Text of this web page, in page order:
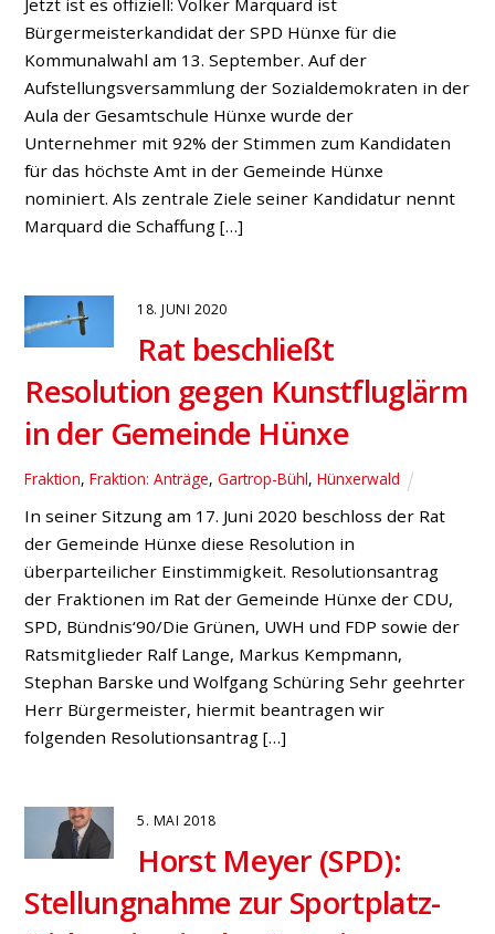
23. APRIL 2018
Änderungsantrag von
SPD, Bündnis ’90/Die Grünen
und FDP: Keine Wohnbebauung
auf dem Sportplatz
Bruckhausen, Fraktion, Fraktion: Anträge
Umwelt steht das Thema Wohnbebauung auf dem
Sportplatz Bruckhausen ganz oben auf der
Tagesordnung. Vorschlag der Verwaltung –
Wohnbebauung durch die Hintertür In der für die
beiden Ausschüsse verfassten Vorlage der
Rathausverwaltung schreibt Michael Häsel, der
stellvertretende Kämmerer der […]
Wohnbebauung auf
dem Sportplatz? Bürgermeister
beantwortet Anfrage von SPD
und Bündnis ’90/Die Grünen
„Das ist ein deutliches Statement des Bürgermeisters
zur weiteren Entwicklung in Bruckhausen“, erklären
die beiden Hünxer Fraktionsvorsitzenden Horst Meyer
(SPD) und Heike Kohlhase (Bündnis ‘90/Die Grünen).
Nachdem sie im November 2017 eine umfassende